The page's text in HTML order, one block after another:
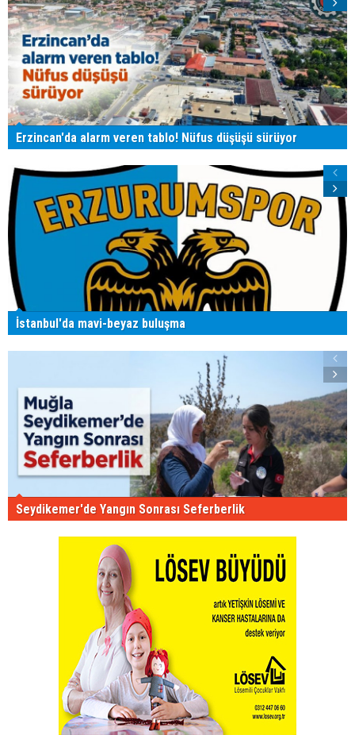
Erzincan'da alarm veren tablo! Nüfus düşüşü sürüyor
İstanbul'da mavi-beyaz buluşma
Seydikemer'de Yangın Sonrası Seferberlik